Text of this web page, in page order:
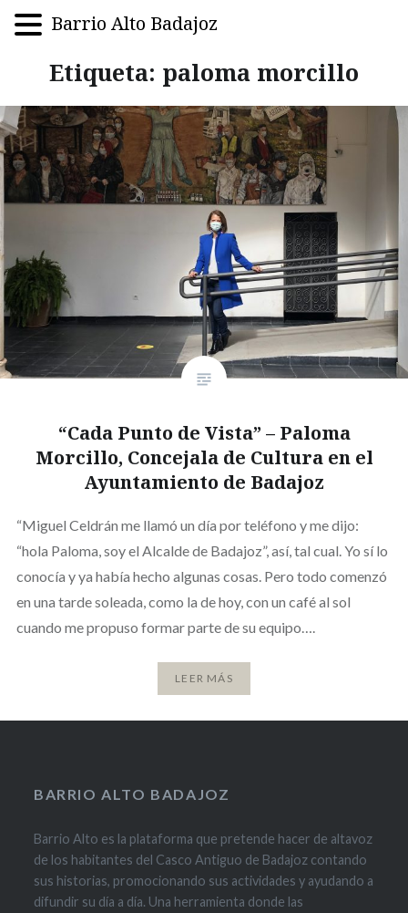
Etiqueta: paloma morcillo
“Cada Punto de Vista” – Paloma
Morcillo, Concejala de Cultura en el
Ayuntamiento de Badajoz
“Miguel Celdrán me llamó un día por teléfono y me dijo:
“hola Paloma, soy el Alcalde de Badajoz”, así, tal cual. Yo sí lo
conocía y ya había hecho algunas cosas. Pero todo comenzó
en una tarde soleada, como la de hoy, con un café al sol
cuando me propuso formar parte de su equipo….
LEER MÁS
BARRIO ALTO BADAJOZ
Barrio Alto es la plataforma que pretende hacer de altavoz
de los habitantes del Casco Antiguo de Badajoz contando
sus historias, promocionando sus actividades y ayudando a
difundir su día a día. Una herramienta donde las
Barrio Alto Badajoz